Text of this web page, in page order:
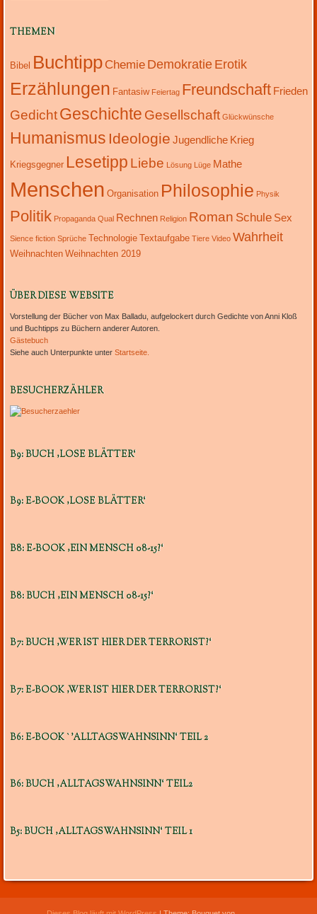
THEMEN
Bibel Buchtipp Chemie Demokratie Erotik
Erzählungen Fantasiw Feiertag Freundschaft Frieden
Gedicht Geschichte Gesellschaft Glückwünsche
Humanismus Ideologie Jugendliche Krieg
Kriegsgegner Lesetipp Liebe Lösung Lüge Mathe
Menschen Organisation Philosophie Physik
Politik Propaganda Qual Rechnen Religion Roman Schule Sex
Sience fiction Sprüche Technologie Textaufgabe Tiere Video Wahrheit
Weihnachten Weihnachten 2019
ÜBER DIESE WEBSITE
Vorstellung der Bücher von Max Balladu, aufgelockert durch Gedichte von Anni Kloß
und Buchtipps zu Büchern anderer Autoren.
Gästebuch
Siehe auch Unterpunkte unter Startseite.
BESUCHERZÄHLER
B9: BUCH ‚LOSE BLÄTTER‘
B9: E-BOOK ‚LOSE BLÄTTER‘
B8: E-BOOK ‚EIN MENSCH 08-15?‘
B8: BUCH ‚EIN MENSCH 08-15?‘
B7: BUCH ‚WER IST HIER DER TERRORIST?‘
B7: E-BOOK ‚WER IST HIER DER TERRORIST?‘
B6: E-BOOK `’ALLTAGSWAHNSINN‘ TEIL 2
B6: BUCH ‚ALLTAGSWAHNSINN‘ TEIL2
B5: BUCH ‚ALLTAGSWAHNSINN‘ TEIL 1